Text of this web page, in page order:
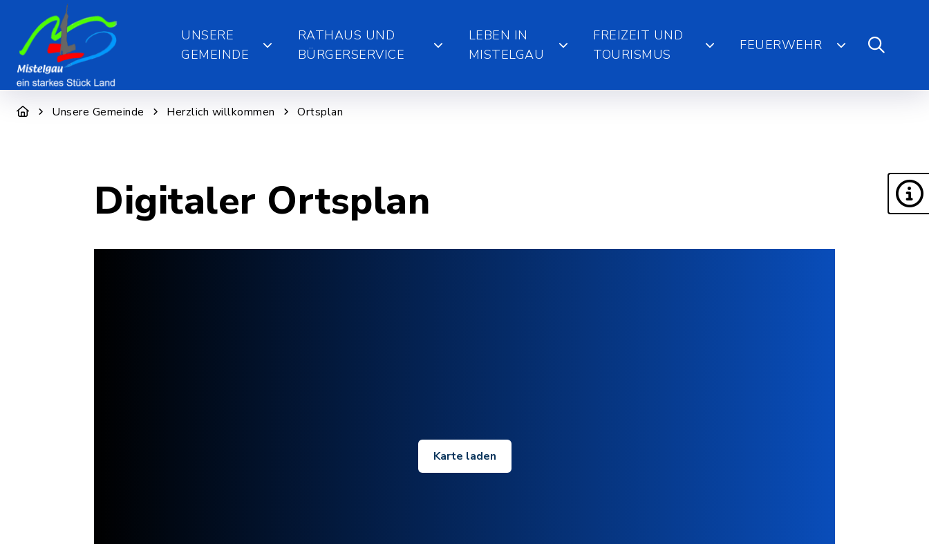
UNSERE
GEMEINDE
RATHAUS UND
BÜRGERSERVICE
LEBEN IN
MISTELGAU
FREIZEIT UND
TOURISMUS
FEUERWEHR
Unsere Gemeinde Herzlich willkommen Ortsplan
Digitaler Ortsplan
Karte laden